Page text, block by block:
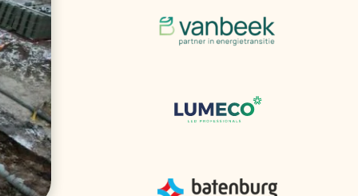
bijproducten
(073) 822 74 86